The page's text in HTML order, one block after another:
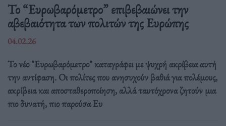
Το “Ευρωβαρόμετρο” επιβεβαιώνει την
αβεβαιότητα των πολιτών της Ευρώπης
04.02.26
Το νέο "Ευρωβαρόμετρο" καταγράφει με ψυχρή ακρίβεια αυτή
την αντίφαση. Oι πολίτες που ανησυχούν βαθιά για πολέμους,
ακρίβεια και αποσταθεροποίηση, αλλά ταυτόχρονα ζητούν μια
πιο δυνατή, πιο παρούσα Ευ